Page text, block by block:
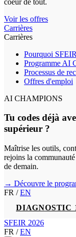
Voir les offres
Carrières
Carrières
Pourquoi SFEIR
Programme AI
Processus de
Offres d'emploi
AI CHAMPIONS
Tu codes déjà
supérieur ?
Maîtrise les outils,
rejoins la
de demain.
→ Découvre le
FR / EN
DIAGNOSTIC
SFEIR 2026
FR / EN